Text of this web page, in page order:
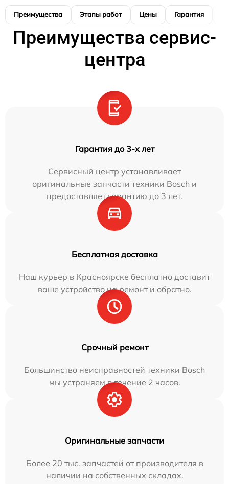
Преимущества Этапы работ Цены Гарантия
Преимущества сервис-
центра
Гарантия до 3-х лет
Сервисный центр устанавливает
оригинальные запчасти техники Bosch и
предоставляет гарантию до 3 лет.
Бесплатная доставка
Наш курьер в Красноярске бесплатно доставит
ваше устройство на ремонт и обратно.
Срочный ремонт
Большинство неисправностей техники Bosch
мы устраняем в течение 2 часов.
Оригинальные запчасти
Более 20 тыс. запчастей от производителя в
наличии на собственных складах.